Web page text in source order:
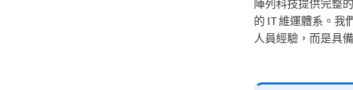
陣列科技提供完整
的 IT 維運體系。我
人員經驗，而是具